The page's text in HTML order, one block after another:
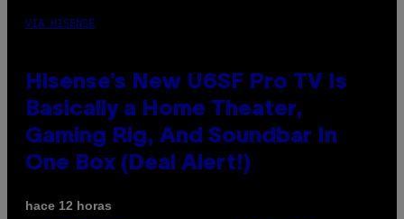
VIA HISENSE
Hisense’s New U6SF Pro TV Is
Basically a Home Theater,
Gaming Rig, And Soundbar In
One Box (Deal Alert!)
hace 12 horas